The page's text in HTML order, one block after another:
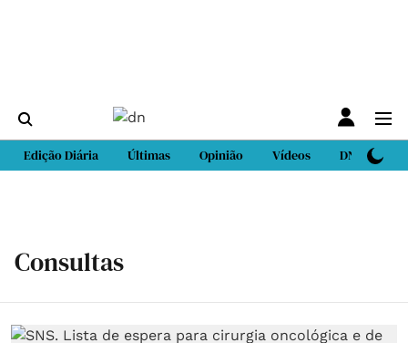
Edição Diária Últimas Opinião Vídeos DN Sport
Consultas